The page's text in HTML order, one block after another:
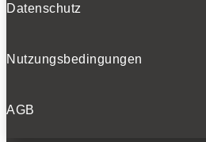
Datenschutz
Nutzungsbedingungen
AGB